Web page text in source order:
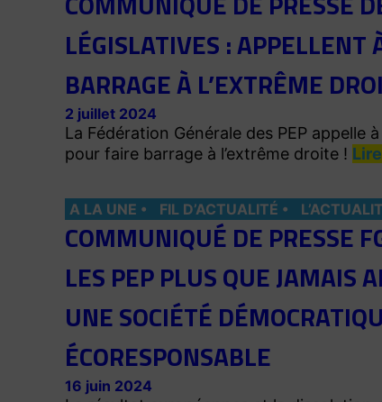
LÉGISLATIVES : APPELLENT
BARRAGE À L’EXTRÊME
2 juillet 2024
La Fédération Générale des PEP appelle
pour faire barrage à l’extrême droite !
A LA UNE FIL D’ACTUALITÉ
COMMUNIQUÉ DE PRESSE
LES PEP PLUS QUE JAMAIS
UNE SOCIÉTÉ
ÉCORESPONSABLE
16 juin 2024